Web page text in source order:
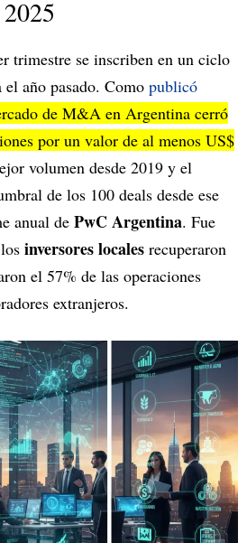
trimestre se inscriben en un ciclo
año pasado. Como publicó
de M&A en Argentina cerró
por un valor de al menos US$
volumen desde 2019 y el
de los 100 deals desde ese
anual de PwC Argentina. Fue
inversores locales recuperaron
el 57% de las operaciones
extranjeros.